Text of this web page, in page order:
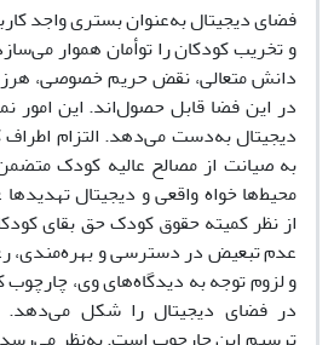
فضای دیجیتال به‌عنوان بستری واجد
و تخریب کودکان را توأمان هموار
دانش متعالی، نقض حریم خصوصی،
در این فضا قابل حصول‌اند. این امور
دیجیتال به‌دست می‌دهد. التزام
به صیانت از مصالح عالیه کودک
محیط‌ها خواه واقعی و دیجیتال
از نظر کمیته حقوق کودک حق بقای
عدم تبعیض در دسترسی و بهره‌مندی،
و لزوم توجه به دیدگاه‌های وی،
در فضای دیجیتال را شکل